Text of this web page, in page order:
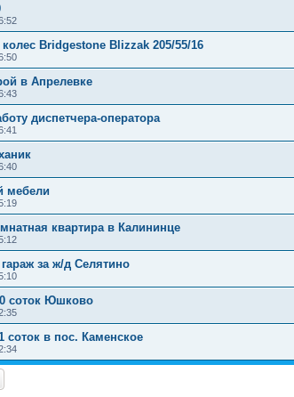
Bridgestone Blizzak 205/55/16
в Апрелевке
диспетчера-оператора
мебели
квартира в Калининце
за ж/д Селятино
соток Юшково
соток в пос. Каменское